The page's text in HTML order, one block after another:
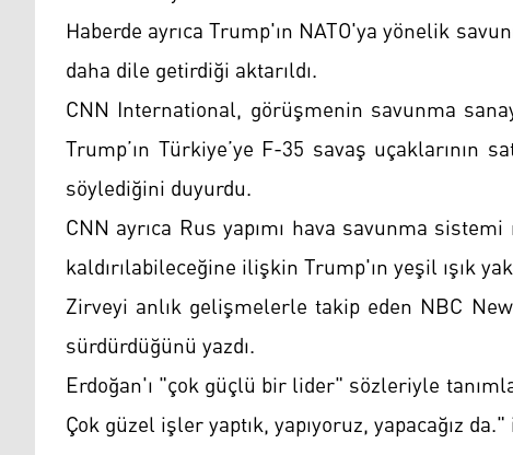
Haberde ayrıca Trump'ın NATO'ya yönelik
daha dile getirdiği aktarıldı.
CNN International, görüşmenin savunma
Trump’ın Türkiye’ye F-35 savaş uçaklarının
söylediğini duyurdu.
CNN ayrıca Rus yapımı hava savunma
kaldırılabileceğine ilişkin Trump'ın yeşil ışık
Zirveyi anlık gelişmelerle takip eden NBC
sürdürdüğünü yazdı.
Erdoğan'ı "çok güçlü bir lider" sözleriyle
Çok güzel işler yaptık, yapıyoruz, yapacağız